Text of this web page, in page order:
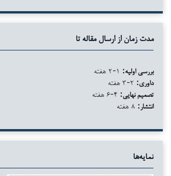
مدت زمان از ارسال مقاله تا
بررسی اولیه:
داوری:
تصمیم نهایی:
انتشار:
نمایه‌ها